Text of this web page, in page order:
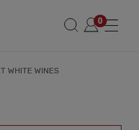
WHITE WINES